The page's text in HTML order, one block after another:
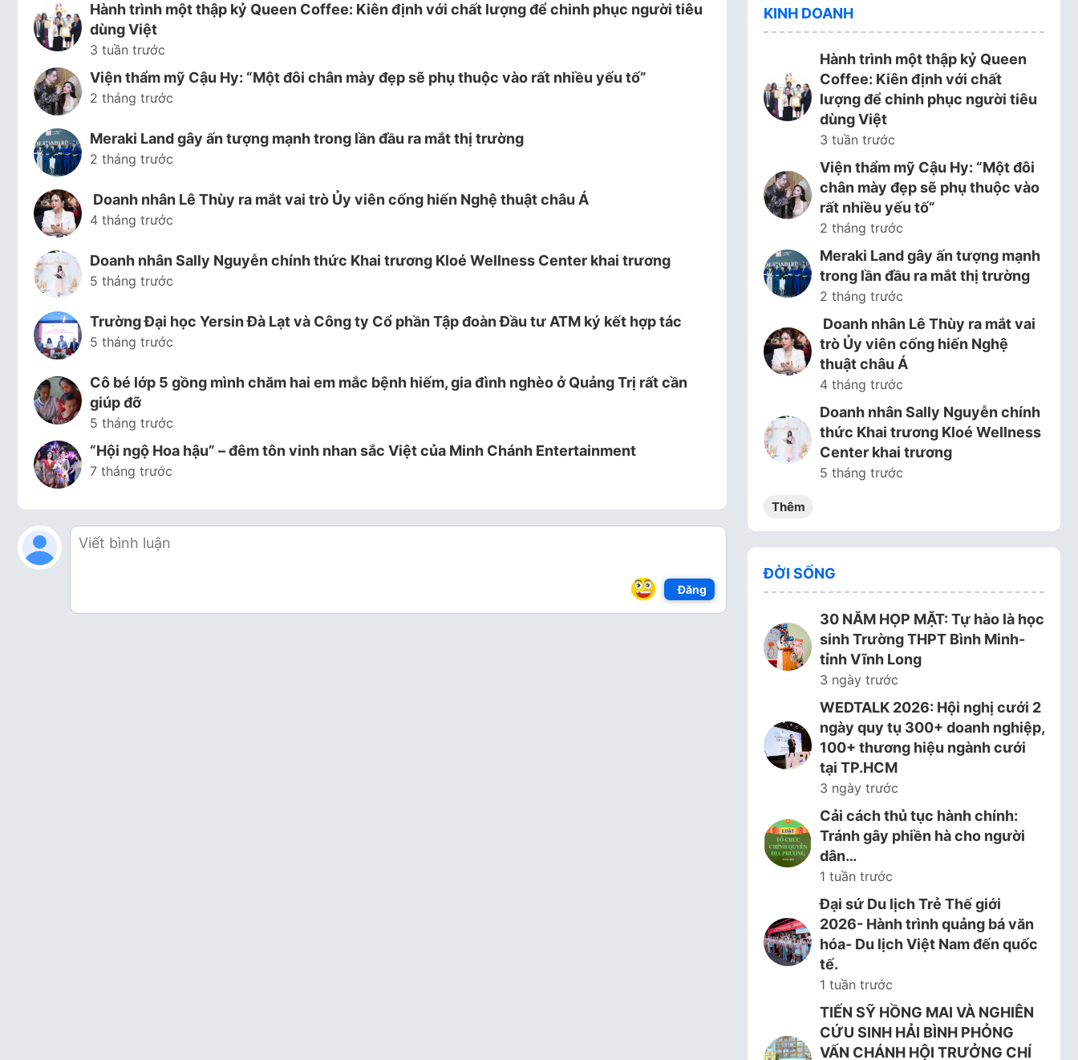
Hành trình một thập kỷ Queen Coffee: Kiên định với chất lượng để chinh phục người tiêu
dùng Việt
3 tuần trước
Viện thẩm mỹ Cậu Hy: “Một đôi chân mày đẹp sẽ phụ thuộc vào rất nhiều yếu tố”
2 tháng trước
Meraki Land gây ấn tượng mạnh trong lần đầu ra mắt thị trường
2 tháng trước
Doanh nhân Lê Thùy ra mắt vai trò Ủy viên cống hiến Nghệ thuật châu Á
4 tháng trước
Doanh nhân Sally Nguyễn chính thức Khai trương Kloé Wellness Center khai trương
5 tháng trước
Trường Đại học Yersin Đà Lạt và Công ty Cổ phần Tập đoàn Đầu tư ATM ký kết hợp tác
5 tháng trước
Cô bé lớp 5 gồng mình chăm hai em mắc bệnh hiếm, gia đình nghèo ở Quảng Trị rất cần
giúp đỡ
5 tháng trước
“Hội ngộ Hoa hậu” – đêm tôn vinh nhan sắc Việt của Minh Chánh Entertainment
7 tháng trước
Đăng
KINH DOANH
Hành trình một thập kỷ Queen
Coffee: Kiên định với chất
lượng để chinh phục người tiêu
dùng Việt
3 tuần trước
Viện thẩm mỹ Cậu Hy: “Một đôi
chân mày đẹp sẽ phụ thuộc vào
rất nhiều yếu tố”
2 tháng trước
Meraki Land gây ấn tượng mạnh
trong lần đầu ra mắt thị trường
2 tháng trước
Doanh nhân Lê Thùy ra mắt vai
trò Ủy viên cống hiến Nghệ
thuật châu Á
4 tháng trước
Doanh nhân Sally Nguyễn chính
thức Khai trương Kloé Wellness
Center khai trương
5 tháng trước
Thêm
ĐỜI SỐNG
30 NĂM HỌP MẶT: Tự hào là học
sinh Trường THPT Bình Minh-
tỉnh Vĩnh Long
3 ngày trước
WEDTALK 2026: Hội nghị cưới 2
ngày quy tụ 300+ doanh nghiệp,
100+ thương hiệu ngành cưới
tại TP.HCM
3 ngày trước
Cải cách thủ tục hành chính:
Tránh gây phiền hà cho người
dân…
1 tuần trước
Đại sứ Du lịch Trẻ Thế giới
2026- Hành trình quảng bá văn
hóa- Du lịch Việt Nam đến quốc
tế.
1 tuần trước
TIẾN SỸ HỒNG MAI VÀ NGHIÊN
CỨU SINH HẢI BÌNH PHỎNG
VẤN CHÁNH HỘI TRƯỞNG CHÍ